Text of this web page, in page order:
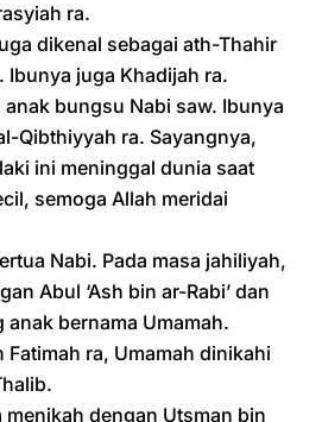
ra.
dikenal sebagai ath-Thahir
Ibunya juga Khadijah ra.
bungsu Nabi saw. Ibunya
Qibthiyyah ra. Sayangnya,
ini meninggal dunia saat
semoga Allah meridai
Nabi. Pada masa jahiliyah,
Abul ‘Ash bin ar-Rabi’ dan
anak bernama Umamah.
Fatimah ra, Umamah dinikahi
menikah dengan Utsman bin